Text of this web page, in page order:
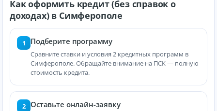
Как оформить кредит (без справок о
доходах) в Симферополе
1 Подберите программу
Сравните ставки и условия 2 кредитных программ в
Симферополе. Обращайте внимание на ПСК — полную
стоимость кредита.
2 Оставьте онлайн-заявку